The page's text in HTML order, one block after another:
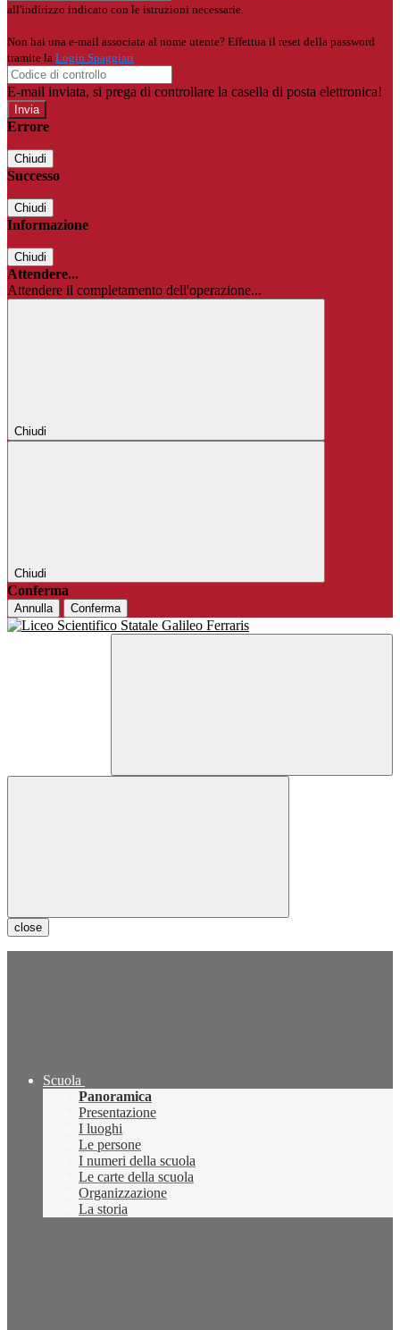
all'indirizzo indicato con le istruzioni necessarie.
Non hai una e-mail associata al nome utente? Effettua il reset della password
tramite la Login Spaggiari
E-mail inviata, si prega di controllare la casella di posta elettronica!
Errore
Chiudi
Successo
Chiudi
Informazione
Chiudi
Attendere...
Attendere il completamento dell'operazione...
Chiudi
Chiudi
Conferma
Annulla Conferma
close
Scuola
Panoramica
Presentazione
I luoghi
Le persone
I numeri della scuola
Le carte della scuola
Organizzazione
La storia